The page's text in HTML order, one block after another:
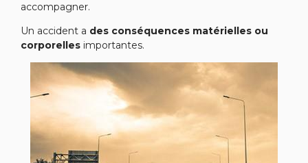
accompagner.
Un accident a des conséquences matérielles ou
corporelles importantes.